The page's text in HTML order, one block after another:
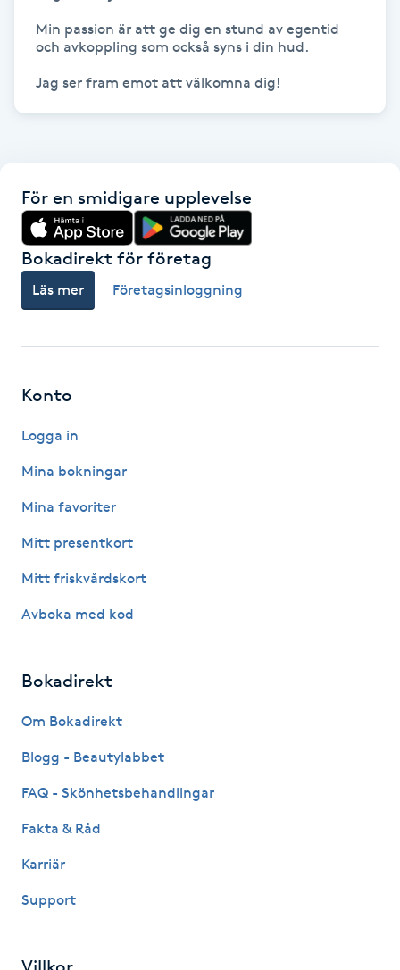
Hyaluronsyra
Hyperhidros
Hårbottenbehandling
Hälsprickor
Idrottsmassage
IPL
Japansk massage
K18
Kemisk peeling
Min passion är att ge dig en stund av egentid
och avkoppling som också syns i din hud.
Jag ser fram emot att välkomna dig!
För en smidigare upplevelse
Bokadirekt för företag
Läs mer Företagsinloggning
Konto
Logga in
Mina bokningar
Mina favoriter
Mitt presentkort
Mitt friskvårdskort
Avboka med kod
Bokadirekt
Om Bokadirekt
Blogg - Beautylabbet
FAQ - Skönhetsbehandlingar
Fakta & Råd
Karriär
Support